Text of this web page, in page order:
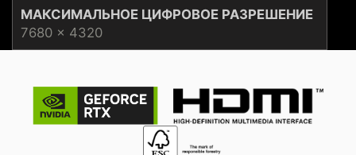
МАКСИМАЛЬНОЕ ЦИФРОВОЕ РАЗРЕШЕНИЕ
7680 x 4320